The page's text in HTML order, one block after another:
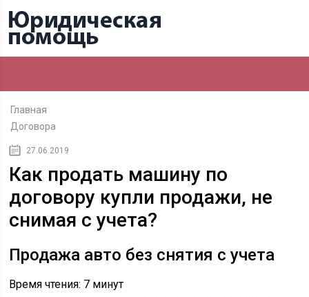
Главная
Договора
27.06.2019
Как продать машину по
договору купли продажи, не
снимая с учета?
Продажа авто без снятия с учета
Время чтения: 7 минут